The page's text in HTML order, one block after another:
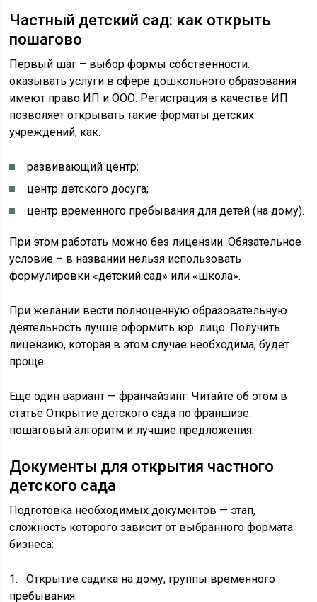
Частный детский сад: как открыть
пошагово
Первый шаг – выбор формы собственности:
оказывать услуги в сфере дошкольного образования
имеют право ИП и ООО. Регистрация в качестве ИП
позволяет открывать такие форматы детских
учреждений, как:
развивающий центр;
центр детского досуга;
центр временного пребывания для детей (на дому).
При этом работать можно без лицензии. Обязательное
условие – в названии нельзя использовать
формулировки «детский сад» или «школа».
При желании вести полноценную образовательную
деятельность лучше оформить юр. лицо. Получить
лицензию, которая в этом случае необходима, будет
проще.
Еще один вариант — франчайзинг. Читайте об этом в
статье Открытие детского сада по франшизе:
пошаговый алгоритм и лучшие предложения.
Документы для открытия частного
детского сада
Подготовка необходимых документов — этап,
сложность которого зависит от выбранного формата
бизнеса:
1. Открытие садика на дому, группы временного
пребывания.